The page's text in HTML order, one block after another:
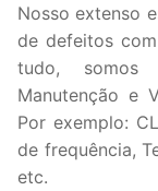
Nosso extenso
de defeitos
tudo, somos
Manutenção e
Por exemplo:
de frequência,
etc.